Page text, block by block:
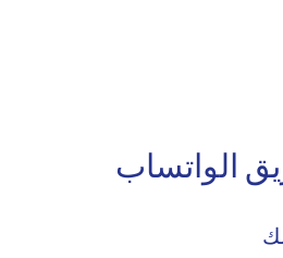
الواتساب